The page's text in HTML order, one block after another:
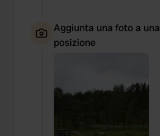
Aggiunta una foto a una
posizione